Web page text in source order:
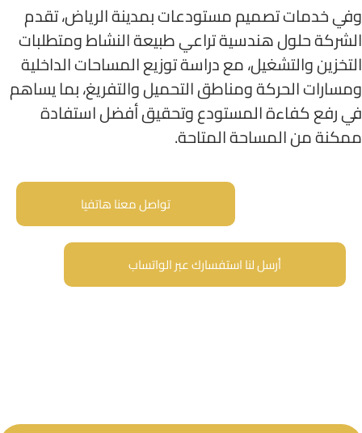
وفي خدمات تصميم مستودعات بمدينة الرياض، تقدم
الشركة حلول هندسية تراعي طبيعة النشاط ومتطلبات
التخزين والتشغيل، مع دراسة توزيع المساحات الداخلية
ومسارات الحركة ومناطق التحميل والتفريغ، بما يساهم
في رفع كفاءة المستودع وتحقيق أفضل استفادة
ممكنة من المساحة المتاحة.
تواصل معنا هاتفيا
أرسل لنا استفسارك عبر الواتساب